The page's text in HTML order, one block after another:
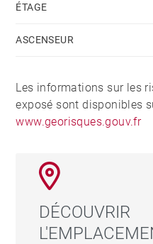
ÉTAGE
ASCENSEUR
Les informations sur les
exposé sont disponibles
www.georisques.gouv.fr
DÉCOUVRIR